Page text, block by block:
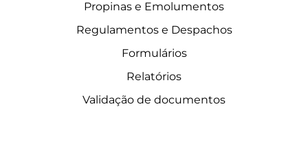
Propinas e Emolumentos
Regulamentos e Despachos
Formulários
Relatórios
Validação de documentos